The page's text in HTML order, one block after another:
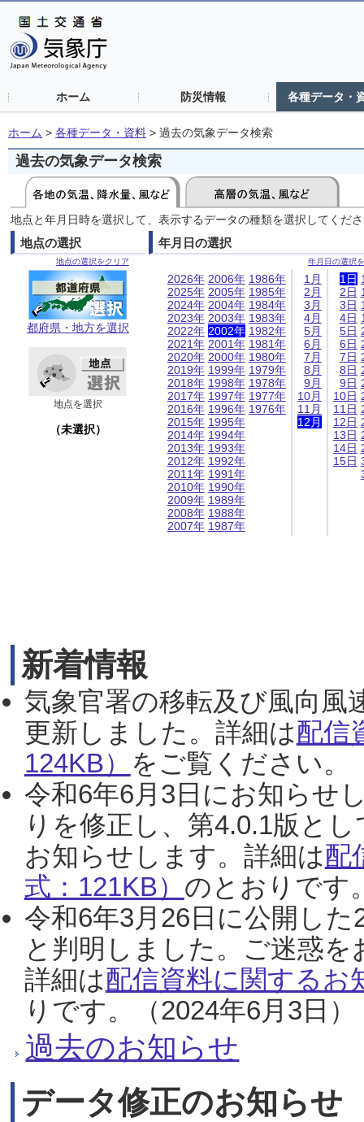
ホーム 防災情報 各種データ・
ホーム > 各種データ・資料 > 過去の気象データ検索
過去の気象データ検索
地点と年月日時を選択して、表示するデータの種類を選択してくだ
地点の選択
地点の選択をクリア
都府県・地方を選択
地点を選択
（未選択）
年月日の選択
年月日の選択
2026年
2025年
2024年
2023年
2022年
2021年
2020年
2019年
2018年
2017年
2016年
2015年
2014年
2013年
2012年
2011年
2010年
2009年
2008年
2007年
2006年
2005年
2004年
2003年
2002年
2001年
2000年
1999年
1998年
1997年
1996年
1995年
1994年
1993年
1992年
1991年
1990年
1989年
1988年
1987年
1986年
1985年
1984年
1983年
1982年
1981年
1980年
1979年
1978年
1977年
1976年
1月
2月
3月
4月
5月
6月
7月
8月
9月
10月
11月
12月
1日
2日
3日
4日
5日
6日
7日
8日
9日
10日
11日
12日
13日
14日
15日
新着情報
気象官署の移転及び風向風
更新しました。詳細は配信
124KB） をご覧ください。
令和6年6月3日にお知らせ
りを修正し、第4.0.1版と
お知らせします。詳細は配
式：121KB） のとおりです
令和6年3月26日に公開し
と判明しました。ご迷惑
詳細は配信資料に関するお
りです。（2024年6月3日）
過去のお知らせ
データ修正のお知らせ